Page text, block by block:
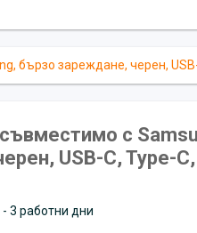
бързо зареждане, черен,
с
USB-C, Type-
3 работни дни